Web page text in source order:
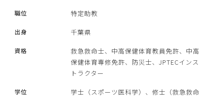
職位 特定助教
出身 千葉県
資格
救急救命士、中高保健体育教員免許、中高
保健体育専修免許、防災士、JPTECインス
トラクター
学位
学士（スポーツ医科学）、修士（救急救命